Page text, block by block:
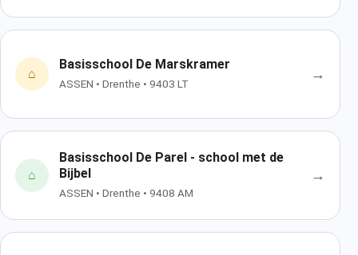
⌂
Basisschool De Marskramer
ASSEN • Drenthe • 9403 LT
→
⌂
Basisschool De Parel - school met de
Bijbel
ASSEN • Drenthe • 9408 AM
→